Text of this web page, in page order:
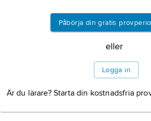
Information om artikeln
Påbörja din gratis
eller
Logga in
Är du lärare? Starta din kostnadsfria